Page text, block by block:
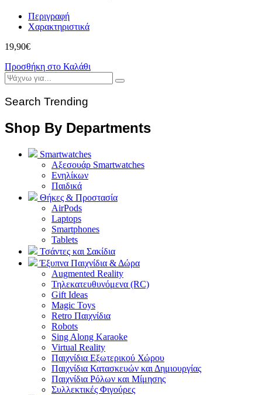
Περιγραφή
Χαρακτηριστικά
19,90€
Προσθήκη στο Καλάθι
Search Trending
Shop By Departments
Smartwatches
Αξεσουάρ Smartwatches
Ενηλίκων
Παιδικά
Θήκες & Προστασία
AirPods
Laptops
Smartphones
Tablets
Τσάντες και Σακίδια
Έξυπνα Παιχνίδια & Δώρα
Augmented Reality
Τηλεκατευθυνόμενα (RC)
Gift Ideas
Magic Toys
Retro Παιχνίδια
Robots
Sing Along Karaoke
Virtual Reality
Παιχνίδια Εξωτερικού Χώρου
Παιχνίδια Κατασκευών και Δημιουργίας
Παιχνίδια Ρόλων και Μίμησης
Συλλεκτικές Φιγούρες